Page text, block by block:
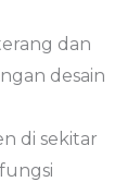
dan
desain
di sekitar